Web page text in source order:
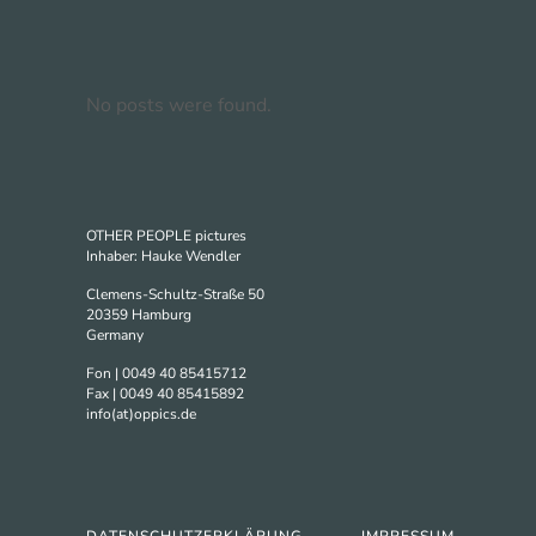
No posts were found.
OTHER PEOPLE pictures
Inhaber: Hauke Wendler
Clemens-Schultz-Straße 50
20359 Hamburg
Germany
Fon | 0049 40 85415712
Fax | 0049 40 85415892
info(at)oppics.de